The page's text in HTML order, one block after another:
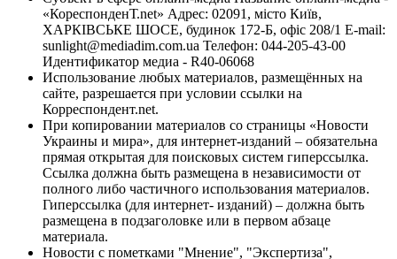
«КореспонденТ.net» Адрес: 02091, місто Київ,
ХАРКІВСЬКЕ ШОСЕ, будинок 172-Б, офіс 208/1 E-mail:
sunlight@mediadim.com.ua Телефон: 044-205-43-00
Идентификатор медиа - R40-06068
Использование любых материалов, размещённых на
сайте, разрешается при условии ссылки на
Корреспондент.net.
При копировании материалов со страницы «Новости
Украины и мира», для интернет-изданий – обязательна
прямая открытая для поисковых систем гиперссылка.
Ссылка должна быть размещена в независимости от
полного либо частичного использования материалов.
Гиперссылка (для интернет- изданий) – должна быть
размещена в подзаголовке или в первом абзаце
материала.
Новости с пометками "Мнение", "Экспертиза",